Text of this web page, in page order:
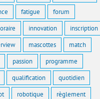
fatigue forum
innovation inscription
mascottes match
passion programme
qualification quotidien
robotique règlement